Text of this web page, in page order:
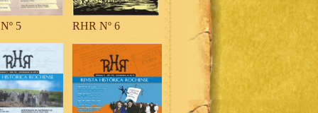
5 RHR Nº 6